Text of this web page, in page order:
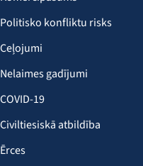
Politisko konfliktu risks
Ceļojumi
Nelaimes gadījumi
COVID-19
Civiltiesiskā atbildība
Ērces